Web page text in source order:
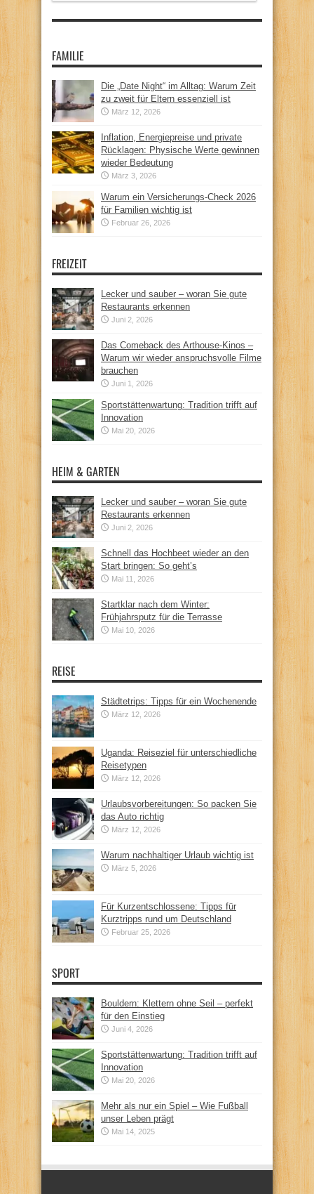
FAMILIE
Die „Date Night“ im Alltag: Warum Zeit
zu zweit für Eltern essenziell ist
März 12, 2026
Inflation, Energiepreise und private
Rücklagen: Physische Werte gewinnen
wieder Bedeutung
März 3, 2026
Warum ein Versicherungs-Check 2026
für Familien wichtig ist
Februar 26, 2026
FREIZEIT
Lecker und sauber – woran Sie gute
Restaurants erkennen
Juni 2, 2026
Das Comeback des Arthouse-Kinos –
Warum wir wieder anspruchsvolle Filme
brauchen
Juni 1, 2026
Sportstättenwartung: Tradition trifft auf
Innovation
Mai 20, 2026
HEIM & GARTEN
Lecker und sauber – woran Sie gute
Restaurants erkennen
Juni 2, 2026
Schnell das Hochbeet wieder an den
Start bringen: So geht’s
Mai 11, 2026
Startklar nach dem Winter:
Frühjahrsputz für die Terrasse
Mai 10, 2026
REISE
Städtetrips: Tipps für ein Wochenende
März 12, 2026
Uganda: Reiseziel für unterschiedliche
Reisetypen
März 12, 2026
Urlaubsvorbereitungen: So packen Sie
das Auto richtig
März 12, 2026
Warum nachhaltiger Urlaub wichtig ist
März 5, 2026
Für Kurzentschlossene: Tipps für
Kurztripps rund um Deutschland
Februar 25, 2026
SPORT
Bouldern: Klettern ohne Seil – perfekt
für den Einstieg
Juni 4, 2026
Sportstättenwartung: Tradition trifft auf
Innovation
Mai 20, 2026
Mehr als nur ein Spiel – Wie Fußball
unser Leben prägt
Mai 14, 2025